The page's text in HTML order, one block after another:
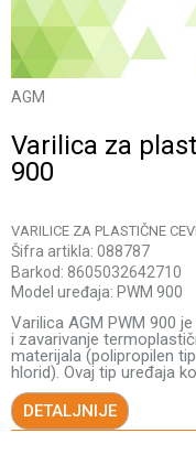
AGM
Varilica za
900
VARILICE ZA PLASTIČNE CEVI
Šifra artikla: 088787
Barkod: 8605032642710
Model uređaja: PWM 900
Varilica AGM PWM 900
i zavarivanje
materijala (polipropilen
hlorid). Ovaj tip uređaja ko
DETALJNIJE